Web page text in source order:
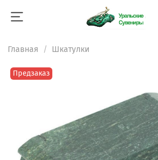
Главная Шкатулки
Предзаказ